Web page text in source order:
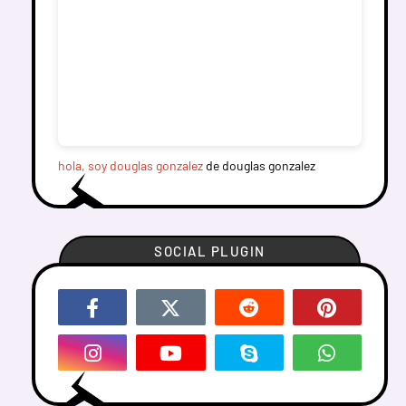
hola, soy douglas gonzalez de douglas gonzalez
SOCIAL PLUGIN